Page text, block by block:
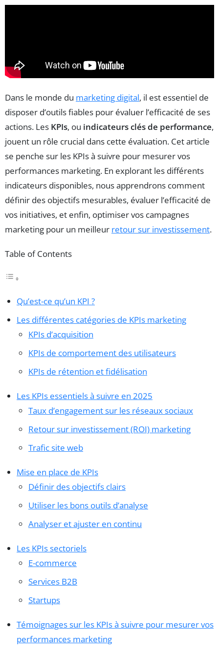
Dans le monde du marketing digital, il est essentiel de
disposer d’outils fiables pour évaluer l’efficacité de ses
actions. Les KPIs, ou indicateurs clés de performance,
jouent un rôle crucial dans cette évaluation. Cet article
se penche sur les KPIs à suivre pour mesurer vos
performances marketing. En explorant les différents
indicateurs disponibles, nous apprendrons comment
définir des objectifs mesurables, évaluer l’efficacité de
vos initiatives, et enfin, optimiser vos campagnes
marketing pour un meilleur retour sur investissement.
Table of Contents
Qu’est-ce qu’un KPI ?
Les différentes catégories de KPIs marketing
KPIs d’acquisition
KPIs de comportement des utilisateurs
KPIs de rétention et fidélisation
Les KPIs essentiels à suivre en 2025
Taux d’engagement sur les réseaux sociaux
Retour sur investissement (ROI) marketing
Trafic site web
Mise en place de KPIs
Définir des objectifs clairs
Utiliser les bons outils d’analyse
Analyser et ajuster en continu
Les KPIs sectoriels
E-commerce
Services B2B
Startups
Témoignages sur les KPIs à suivre pour mesurer vos
performances marketing